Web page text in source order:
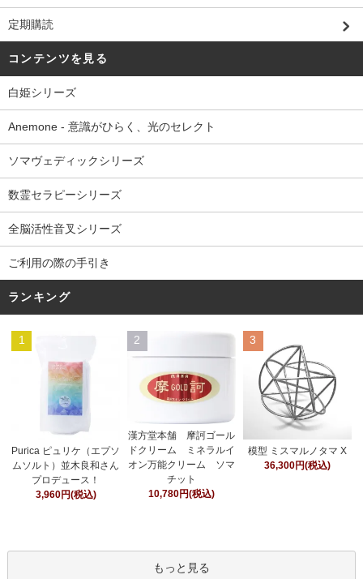
定期購読
コンテンツを見る
白姫シリーズ
Anemone - 意識がひらく、光のセレクト
ソマヴェディックシリーズ
数霊セラピーシリーズ
全脳活性音叉シリーズ
ご利用の際の手引き
ランキング
1
Purica ピュリケ（エプソ
ムソルト）並木良和さん
プロデュース！
3,960円(税込)
2
漢方堂本舗 摩訶ゴール
ドクリーム ミネラルイ
オン万能クリーム ソマ
チット
10,780円(税込)
3
模型 ミスマルノタマ X
36,300円(税込)
もっと見る